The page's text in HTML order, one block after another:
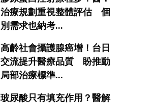
治療規劃重視整體評估 個
別需求也納考...
高齡社會攝護腺癌增！台日
交流提升醫療品質 盼推動
局部治療標準...
玻尿酸只有填充作用？醫解